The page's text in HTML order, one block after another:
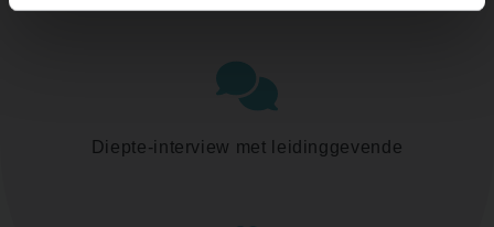
Diepte-interview met leidinggevende